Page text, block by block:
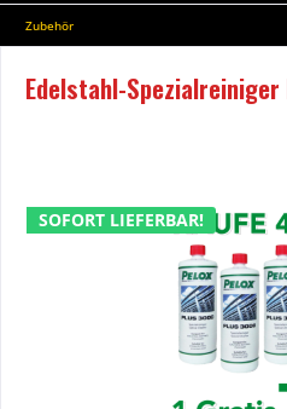
Zubehör
Edelstahl-Spezialreiniger
SOFORT LIEFERBAR!